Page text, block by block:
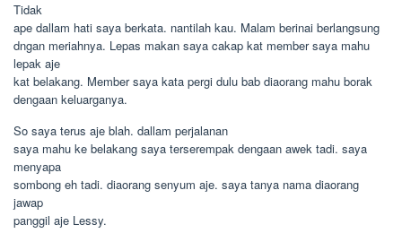
Tidak
ape dallam hati saya berkata. nantilah kau. Malam berinai berlangsung
dngan meriahnya. Lepas makan saya cakap kat member saya mahu
lepak aje
kat belakang. Member saya kata pergi dulu bab diaorang mahu borak
dengaan keluarganya.
So saya terus aje blah. dallam perjalanan
saya mahu ke belakang saya terserempak dengaan awek tadi. saya
menyapa
sombong eh tadi. diaorang senyum aje. saya tanya nama diaorang
jawap
panggil aje Lessy.